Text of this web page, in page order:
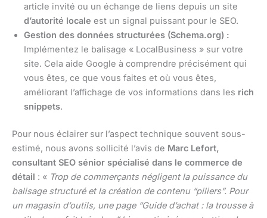
article invité ou un échange de liens depuis un site
d’autorité locale est un signal puissant pour le SEO.
Gestion des données structurées (Schema.org) :
Implémentez le balisage « LocalBusiness » sur votre
site. Cela aide Google à comprendre précisément qui
vous êtes, ce que vous faites et où vous êtes,
améliorant l’affichage de vos informations dans les rich
snippets.
Pour nous éclairer sur l’aspect technique souvent sous-
estimé, nous avons sollicité l’avis de Marc Lefort,
consultant SEO sénior spécialisé dans le commerce de
détail : « Trop de commerçants négligent la puissance du
balisage structuré et la création de contenu “piliers”. Pour
un magasin d’outils, une page “Guide d’achat : la trousse à